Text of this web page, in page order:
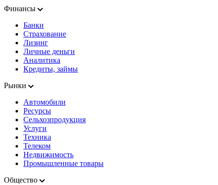
Финансы
Банки
Страхование
Лизинг
Личные деньги
Аналитика
Кредиты, займы
Рынки
Автомобили
Ресурсы
Сельхозпродукция
Услуги
Техника
Телеком
Недвижимость
Промышленные товары
Общество